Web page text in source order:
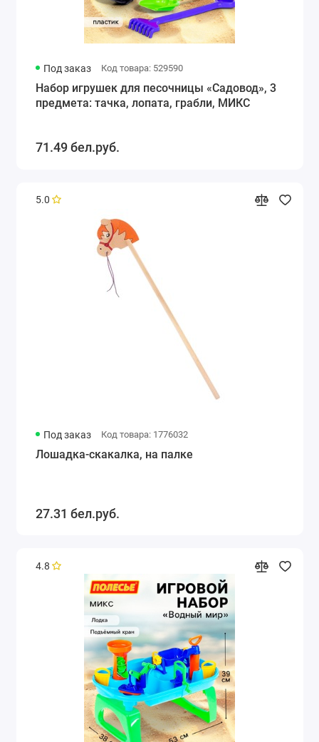
Под заказ Код товара: 529590
Набор игрушек для песочницы «Садовод», 3
предмета: тачка, лопата, грабли, МИКС
71.49 бел.руб.
5.0
Под заказ Код товара: 1776032
Лошадка-скакалка, на палке
27.31 бел.руб.
4.8